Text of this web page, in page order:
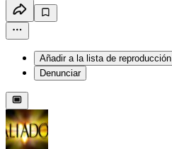
Añadir a la lista de reproducción
Denunciar